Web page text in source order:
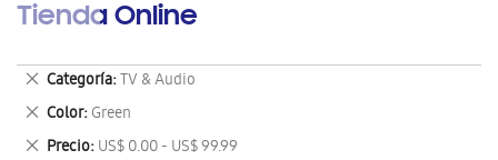
Tienda Online
Categoría TV & Audio
Eliminar
este
artículo
Color Green
Eliminar
este
Precio US$ 0.00 - US$ 99.99
Eliminar